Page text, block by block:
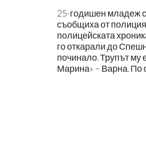
25-годишен младеж
съобщиха от
полицейската
го откарали до
починало. Трупът му
Марина» – Варна. По